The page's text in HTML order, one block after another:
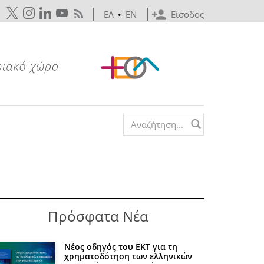
Είσοδος
ΕΛ • EN
Search form
Πρόσφατα Νέα
Νέος οδηγός του ΕΚΤ για τη
χρηματοδότηση των ελληνικών